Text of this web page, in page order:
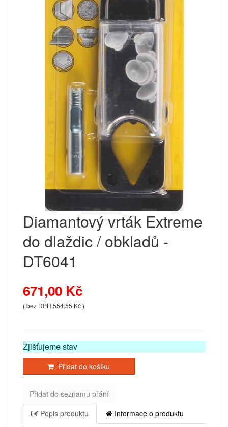
Diamantový vrták Extreme
do dlaždic / obkladů -
DT6041
671,00 Kč
( bez DPH 554,55 Kč )
Zjišťujeme stav
Přidat do košíku
Přidat do seznamu přání
Popis produktu
Informace o produktu